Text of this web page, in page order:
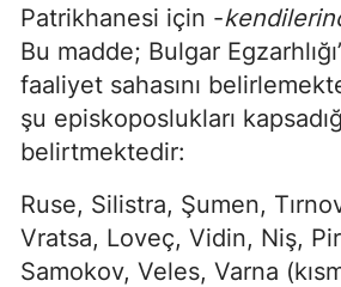
Patrikhanesi için -
Bu madde; Bulgar
faaliyet sahasını
şu episkoposlukları
belirtmektedir:
Ruse, Silistra, Şumen,
Vratsa, Loveç, Vidin, Niş,
Samokov, Veles, Varna